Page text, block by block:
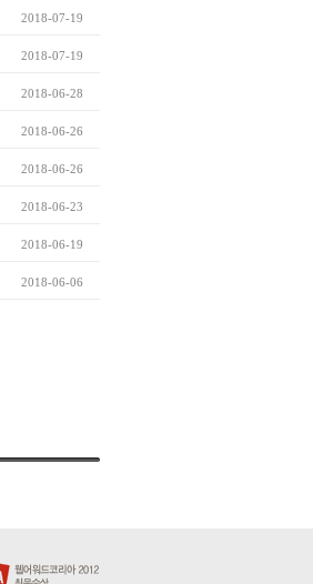
2018-07-19
2018-07-19
2018-06-28
2018-06-26
2018-06-26
2018-06-23
2018-06-19
2018-06-06